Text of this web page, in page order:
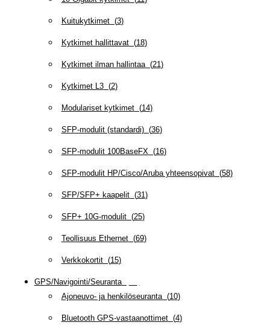
Kuitukytkimet(3)
Kytkimet hallittavat(18)
Kytkimet ilman hallintaa(21)
Kytkimet L3(2)
Modulariset kytkimet(14)
SFP-modulit (standardi)(36)
SFP-modulit 100BaseFX(16)
SFP-modulit HP/Cisco/Aruba yhteensopivat(58)
SFP/SFP+ kaapelit(31)
SFP+ 10G-modulit(25)
Teollisuus Ethernet(69)
Verkkokortit(15)
GPS/Navigointi/Seuranta(
Ajoneuvo- ja henkilöseuranta(10)
Bluetooth GPS-vastaanottimet(4)